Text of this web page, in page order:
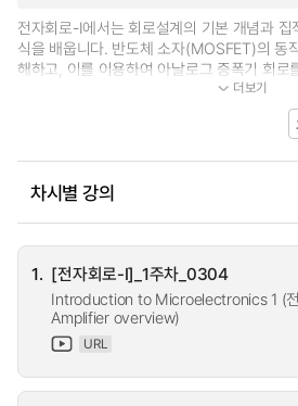
전자회로-I에서는 회로설계의 기본 개념과 집
식을 배웁니다. 반도체 소자(MOSFET)의 동
해하고, 이를 이용하여 아날로그 증폭기 회로
록 합니다. 특히, MOSFET 소자의 DC...
더보기
차시별 강의
1. [전자회로-I]_1주차_0304
Introduction to Microelectronics 1 (
Amplifier overview)
URL